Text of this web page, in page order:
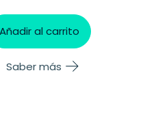
Añadir al carrito
Saber más